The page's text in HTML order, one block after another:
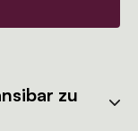
zu